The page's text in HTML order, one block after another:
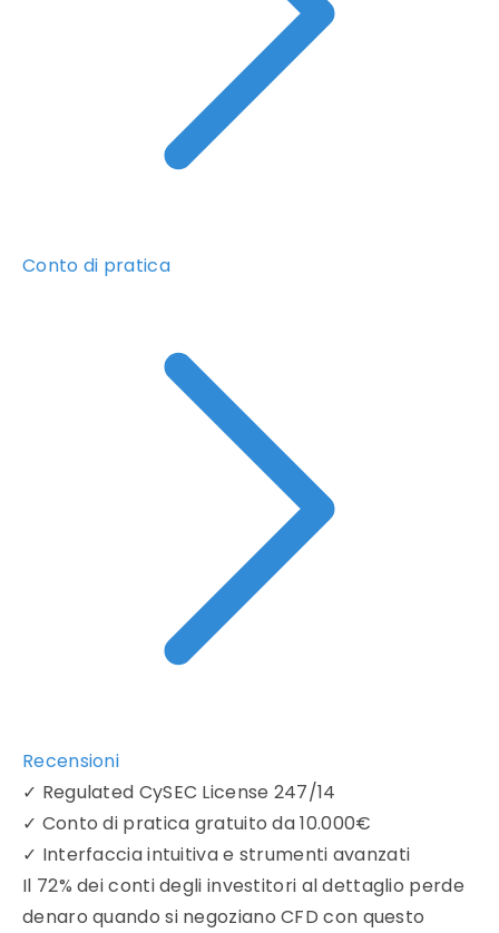
Conto di pratica
Recensioni
✓ Regulated CySEC License 247/14
✓ Conto di pratica gratuito da 10.000€
✓ Interfaccia intuitiva e strumenti avanzati
Il 72% dei conti degli investitori al dettaglio perde
denaro quando si negoziano CFD con questo